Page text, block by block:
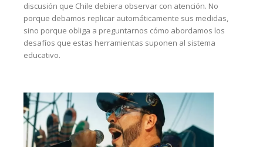
discusión que Chile debiera observar con atención. No
porque debamos replicar automáticamente sus medidas,
sino porque obliga a preguntarnos cómo abordamos los
desafíos que estas herramientas suponen al sistema
educativo.